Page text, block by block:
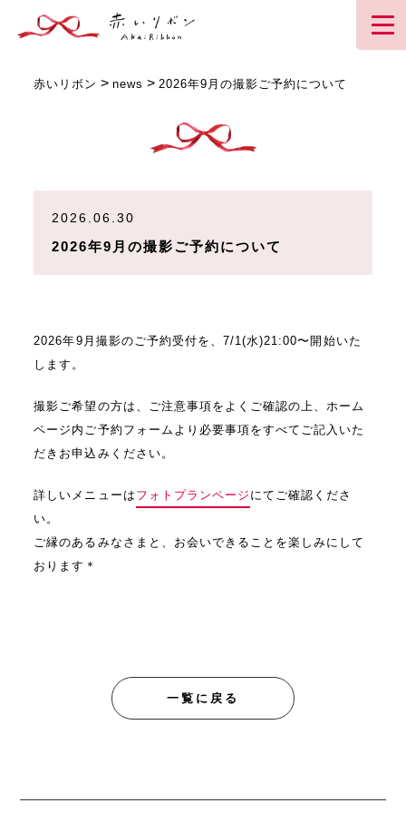
赤いリボン >news > 2026年9月の撮影ご予約について
2026.06.30
2026年9月の撮影ご予約について
2026年9月撮影のご予約受付を、7/1(水)21:00〜開始いた
します。
撮影ご希望の方は、ご注意事項をよくご確認の上、ホーム
ページ内ご予約フォームより必要事項をすべてご記入いた
だきお申込みください。
詳しいメニューは フォトプランページ にてご確認くださ
い。
ご縁のあるみなさまと、お会いできることを楽しみにして
おります＊
一覧に戻る